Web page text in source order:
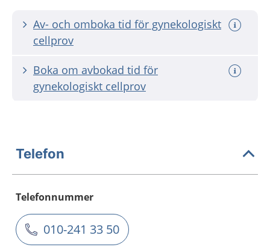
Av- och omboka tid för gynekologiskt
cellprov
Boka om avbokad tid för
gynekologiskt cellprov
Telefon
Telefonnummer
010-241 33 50